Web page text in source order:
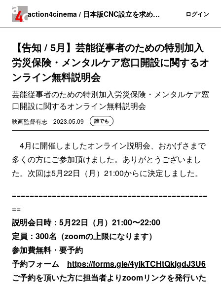
action4cinema / 日本版CNC設立を求める
ログイン
【告知 / 5月】芸能従事者のための特別加入
労災保険・メンタルケア窓口開設に関するオ
ンライン無料説明会
芸能従事者のための特別加入労災保険・メンタルケア窓
口開設に関するオンライン無料説明会
映画監督有志 2023.05.09 誰でも
4月に開催しましたオンライン説明会、おかげさまで
多くの方にご参加頂けました。ありがとうございまし
た。次回は5月22日（月）21:00からに決定しました。
============================================
==
説明会日時：5月22日（月）21:00〜22:00
定員：300名（zoomの上限になります）
参加費無料・要予約
予約フォーム https://forms.gle/4yikTCHtQkigdJ3U6
ご予約を頂いた方に担当者よりzoomリンクを発行いた